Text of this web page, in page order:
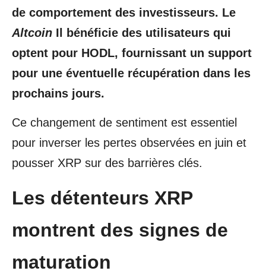
de comportement des investisseurs. Le
Altcoin Il bénéficie des utilisateurs qui
optent pour HODL, fournissant un support
pour une éventuelle récupération dans les
prochains jours.
Ce changement de sentiment est essentiel
pour inverser les pertes observées en juin et
pousser XRP sur des barrières clés.
Les détenteurs XRP
montrent des signes de
maturation